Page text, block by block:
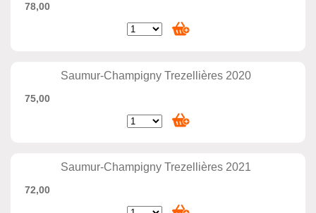
78,00
Saumur-Champigny Trezellières 2020
75,00
Saumur-Champigny Trezellières 2021
72,00